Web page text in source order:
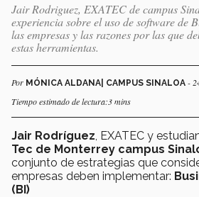
Jair Rodriguez, EXATEC de campus
experiencia sobre el uso de software de
las empresas y las razones por las que
estas herramientas.
Por MÓNICA ALDANA| CAMPUS SINALOA -
Tiempo estimado de lectura:3 mins
Jair Rodríguez , EXATEC y
Tec de Monterrey campus
conjunto de estrategias que
empresas deben implementar:
(BI)